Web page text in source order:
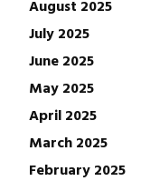
August 2025
July 2025
June 2025
May 2025
April 2025
March 2025
February 2025